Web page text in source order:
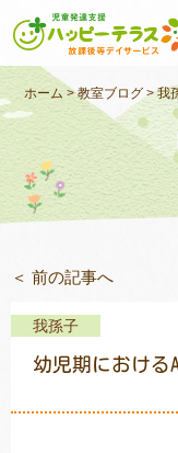
私たちにつ
未就学の
小学生〜
支援事例
教室一覧
ホーム >教室ブログ>我
＜ 前の記事へ
我孫子
幼児期における